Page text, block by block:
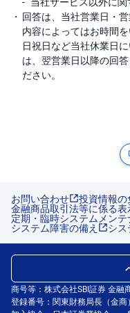
M
F
E
W
取
引
所
店
頭
F
D
S
T(
セ
回答は、当社営業日・
内容によってはお時間
日祝日など当社休業日
は、翌営業日以降の回
ださい。
お問い合わせ 投資情報
金融商品取引法等に係る表
定期・臨時システムメン
システム障害の備え シ
商号等：株式会社SBI証券 金融
登録番号：関東財務局長（金